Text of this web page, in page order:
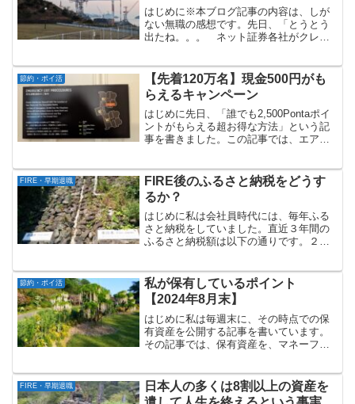
はじめに※本ブログ記事の内容は、しが
ない無職の感想です。先日、「とうとう
出たね。。。 ネット証券各社がクレカ
万円」から「10万円」に引き上げる件に
ついて書きました。...
節約・ポイ活
【先着120万名】現金500円がも
らえるキャンペーン
はじめに先日、「誰でも2,500Pontaポイ
ントがもらえる超お得な方法」という記
事を書きました。この記事では、エアウ
ンペーンについて書いており、同キャン
ペーンは...
FIRE・早期退職
FIRE後のふるさと納税をどうす
るか？
はじめに私は会社員時代には、毎年ふる
さと納税をしていました。直近３年間の
ふるさと納税額は以下の通りです。２０
自治体 162,000円この３年間の年収はほ
ぼ...
節約・ポイ活
私が保有しているポイント
【2024年8月末】
はじめに私は毎週末に、その時点での保
有資産を公開する記事を書いています。
その記事では、保有資産を、マネーフォ
託」、④「債権」、⑤「ポイント」の5つ
に分類しています。毎週末の記...
FIRE・早期退職
日本人の多くは8割以上の資産を